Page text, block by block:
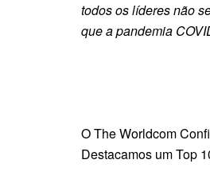
todos os líderes não
que a pandemia
O The Worldcom
Destacamos um Top